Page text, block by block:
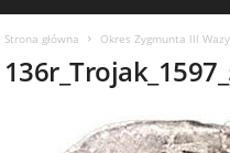
Strona główna Okres Zygmunta lll